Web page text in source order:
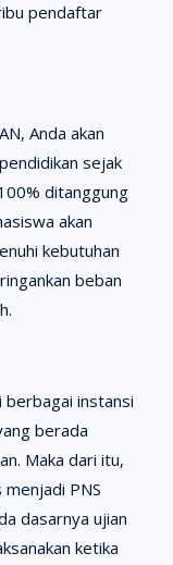
pendaftar
Anda akan
sejak
ditanggung
akan
kebutuhan
beban
berbagai instansi
berada
Maka dari itu,
PNS
dasarnya ujian
ketika